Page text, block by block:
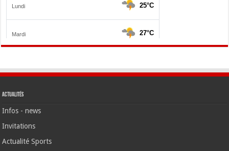
Actualités
Infos - news
Invitations
Actualité Sports